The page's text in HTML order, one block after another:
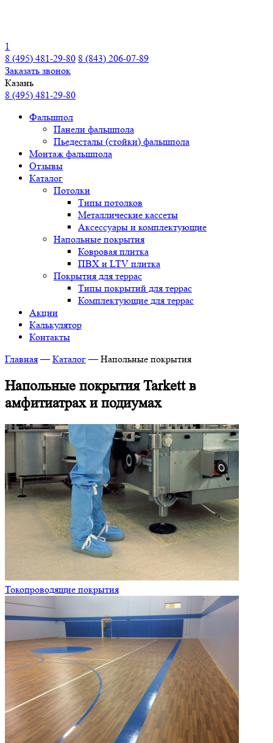
1
8 (495) 481-29-80 8 (843) 206-07-89
Заказать звонок
Казань
8 (495) 481-29-80
Фальшпол
Панели фальшпола
Пьедесталы (стойки) фальшпола
Монтаж фальшпола
Отзывы
Каталог
Потолки
Типы потолков
Металлические кассеты
Аксессуары и комплектующие
Напольные покрытия
Ковровая плитка
ПВХ и LTV плитка
Покрытия для террас
Типы покрытий для террас
Комплектующие для террас
Акции
Калькулятор
Контакты
Главная — Каталог — Напольные покрытия
Напольные покрытия Tarkett в
амфитиатрах и подиумах
Токопроводящие покрытия